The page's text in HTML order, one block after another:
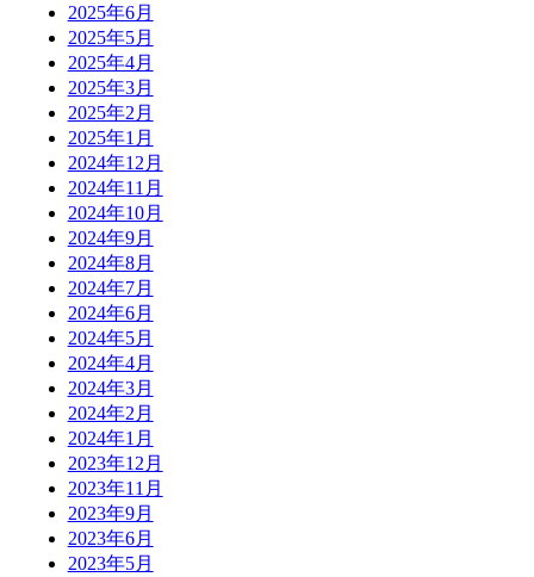
2025年6月
2025年5月
2025年4月
2025年3月
2025年2月
2025年1月
2024年12月
2024年11月
2024年10月
2024年9月
2024年8月
2024年7月
2024年6月
2024年5月
2024年4月
2024年3月
2024年2月
2024年1月
2023年12月
2023年11月
2023年9月
2023年6月
2023年5月